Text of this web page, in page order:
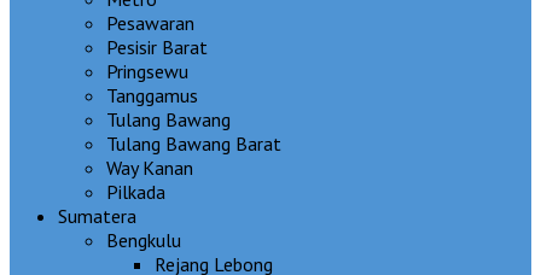
Pesawaran
Pesisir Barat
Pringsewu
Tanggamus
Tulang Bawang
Tulang Bawang Barat
Way Kanan
Pilkada
Sumatera
Bengkulu
Rejang Lebong